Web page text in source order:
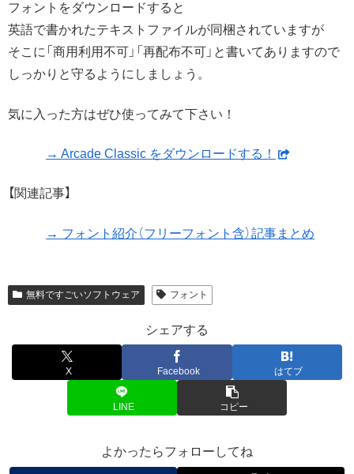
フォントをダウンロードすると
英語で書かれたテキストファイルが同梱されていますが
そこに「商用利用不可」「再配布不可」と書いてありますので
しっかりと守るようにしましょう。
気に入った方はぜひ使ってみて下さい！
→ Arcade Classic をダウンロードする！
【関連記事】
→ フォント紹介（フリーフォント含）記事まとめ
無料ですごいソフトウェア フォント
シェアする
X Facebook はてブ
LINE コピー
よかったらフォローしてね